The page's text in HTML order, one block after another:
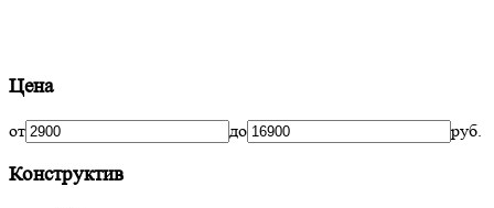
Цена
от до руб.
Конструктив